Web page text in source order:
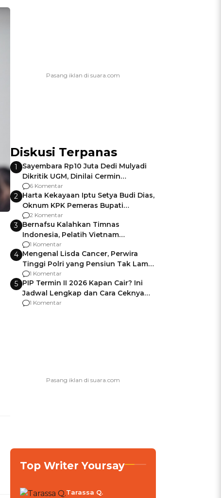
Diskusi Terpanas
1
Sayembara Rp10 Juta Dedi Mulyadi
Dikritik UGM, Dinilai Cermin
Gagalnya Negara Jamin Keamanan
6 Komentar
2 Harta Kekayaan Iptu Setya Budi Dias,
Oknum KPK Pemeras Bupati
Pemalang
2 Komentar
3 Bernafsu Kalahkan Timnas
Indonesia, Pelatih Vietnam
Berencana Pakai Jimat di Pakansari
1 Komentar
4 Mengenal Lisda Cancer, Perwira
Tinggi Polri yang Pensiun Tak Lama
Usai Jadi Brigjen
1 Komentar
5 PIP Termin II 2026 Kapan Cair? Ini
Jadwal Lengkap dan Cara Ceknya
agar Dana Tidak Hangus!
1 Komentar
Top Writer Yoursay
Tarassa Q.